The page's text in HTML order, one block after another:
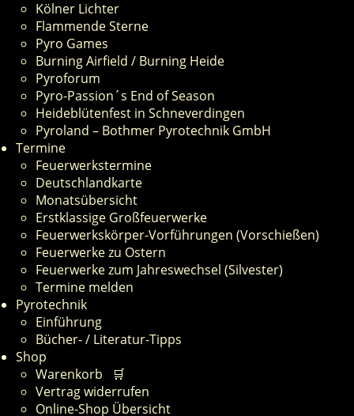
Kölner Lichter
Flammende Sterne
Pyro Games
Burning Airfield / Burning Heide
Pyroforum
Pyro-Passion´s End of Season
Heideblütenfest in Schneverdingen
Pyroland – Bothmer Pyrotechnik GmbH
Termine
Feuerwerkstermine
Deutschlandkarte
Monatsübersicht
Erstklassige Großfeuerwerke
Feuerwerkskörper-Vorführungen (Vorschießen)
Feuerwerke zu Ostern
Feuerwerke zum Jahreswechsel (Silvester)
Termine melden
Pyrotechnik
Einführung
Bücher- / Literatur-Tipps
Shop
Warenkorb 🛒
Vertrag widerrufen
Online-Shop Übersicht